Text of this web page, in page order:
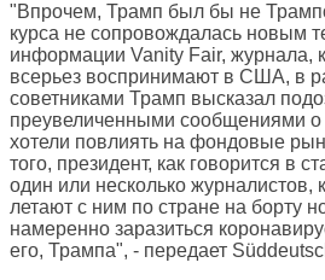
"Впрочем, Трамп был бы не
курса не сопровождалась новым
информации Vanity Fair, журнала,
всерьез воспринимают в США, в
советниками Трамп высказал
преувеличенными сообщениями
хотели повлиять на фондовые
того, президент, как говорится в
один или несколько журналистов,
летают с ним по стране на борту
намеренно заразиться
его, Трампа", - передает